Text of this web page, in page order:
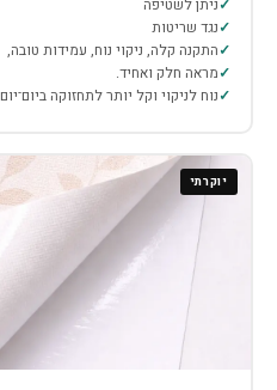
ניתן לשטיפה
נגד שריטות
התקנה קלה, ניקוי נוח, עמידות טובה,
מראה חלק ואחיד.
נוח לניקוי וקל יותר לתחזוקה ביום־יום
יוקרתי